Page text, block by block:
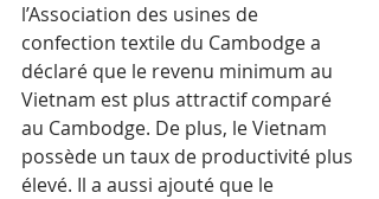
l’Association des usines de
confection textile du Cambodge a
déclaré que le revenu minimum au
Vietnam est plus attractif comparé
au Cambodge. De plus, le Vietnam
possède un taux de productivité plus
élevé. Il a aussi ajouté que le